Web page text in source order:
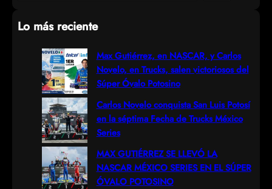
a
Lo más reciente
Max Gutiérrez, en NASCAR, y Carlos
Novelo, en Trucks, salen victoriosos del
Súper Óvalo Potosino
Carlos Novelo conquista San Luis Potosí
en la séptima Fecha de Trucks México
Series
MAX GUTIÉRREZ SE LLEVÓ LA
NASCAR MÉXICO SERIES EN EL SÚPER
ÓVALO POTOSINO